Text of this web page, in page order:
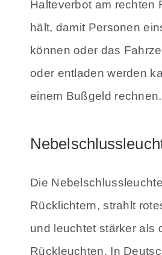
Halteverbot am rechten
hält, damit Personen
können oder das
oder entladen werden
einem Bußgeld rechnen.
Die
Rücklichtern, strahlt
und leuchtet stärker als
Rückleuchten. In